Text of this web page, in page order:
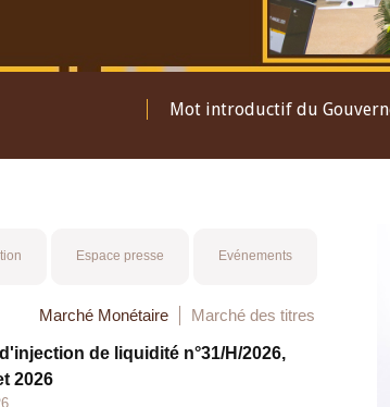
Mot introductif du
Espace presse Evénements
Marché Monétaire Marché des titres
de liquidité n°31/H/2026,
2026